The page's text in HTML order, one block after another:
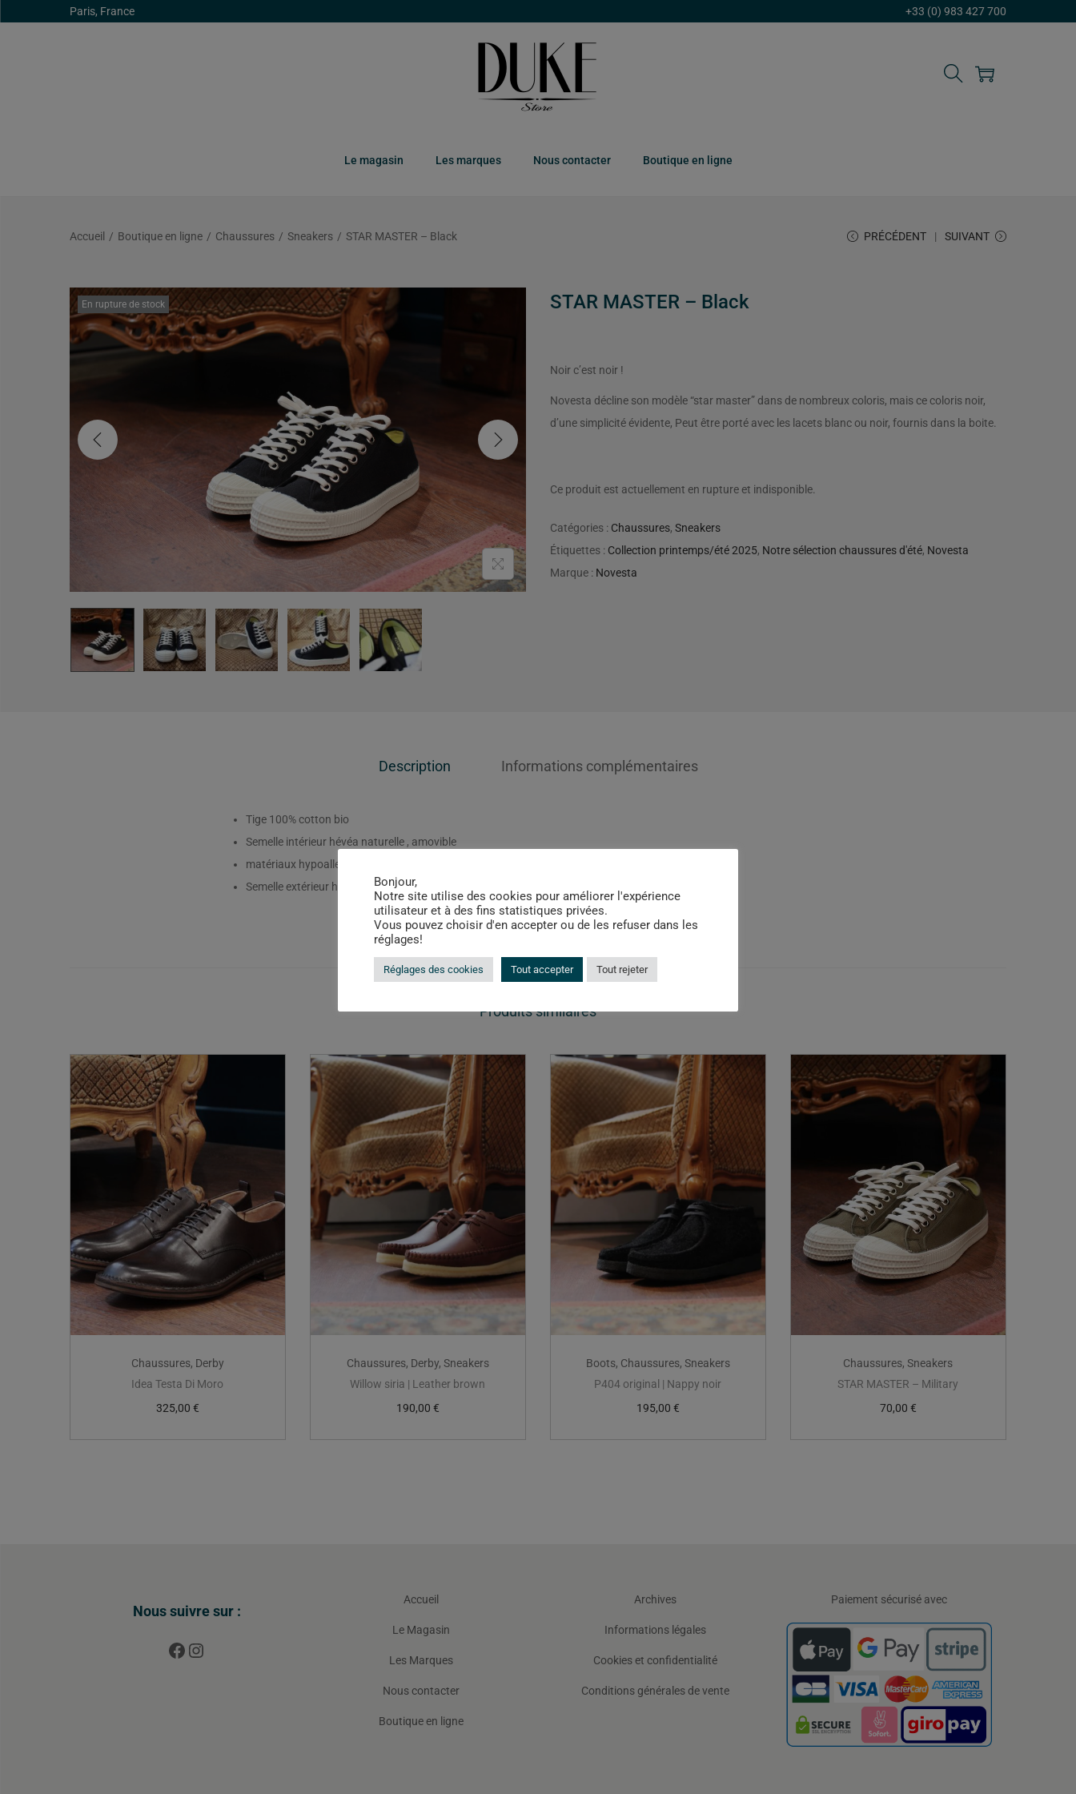
Paris, France +33 (0) 983 427 700
Le magasin Les marques Nous contacter Boutique en ligne
Accueil / Boutique en ligne / Chaussures / Sneakers / STAR MASTER – Black PRÉCÉDENT SUIVANT
En rupture de stock STAR MASTER – Black
Noir c’est noir !
Novesta décline son modèle “star master” dans de nombreux coloris, mais ce coloris noir,
d’une simplicité évidente, Peut être porté avec les lacets blanc ou noir, fournis dans la boite.
Ce produit est actuellement en rupture et indisponible.
Catégories : Chaussures, Sneakers
Étiquettes : Collection printemps/été 2025, Notre sélection chaussures d'été, Novesta
Marque : Novesta
Description Informations complémentaires
Tige 100% cotton bio
Semelle intérieur hévéa naturelle , amovible
matériaux hypoallergénique
Semelle extérieur hévéa naturelle
Produits similaires
Chaussures, Derby
Idea Testa Di Moro
325,00 €
Chaussures, Derby, Sneakers
Willow siria | Leather brown
190,00 €
Boots, Chaussures, Sneakers
P404 original | Nappy noir
195,00 €
Chaussures,Sneakers
STAR MASTER – Military
70,00 €
Nous suivre sur :
Accueil
Le Magasin
Les Marques
Nous contacter
Boutique en ligne
Archives
Informations légales
Cookies et confidentialité
Conditions générales de vente
Paiement sécurisé avec
Bonjour,
Notre site utilise des cookies pour améliorer l'expérience
utilisateur et à des fins statistiques privées.
Vous pouvez choisir d'en accepter ou de les refuser dans les
réglages!
Réglages des cookies Tout accepter Tout rejeter